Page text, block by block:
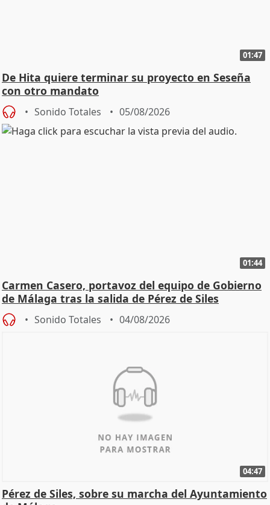
01:47
De Hita quiere terminar su proyecto en Seseña
con otro mandato
Sonido Totales 05/08/2026
01:44
Carmen Casero, portavoz del equipo de Gobierno
de Málaga tras la salida de Pérez de Siles
Sonido Totales 04/08/2026
04:47
Pérez de Siles, sobre su marcha del Ayuntamiento